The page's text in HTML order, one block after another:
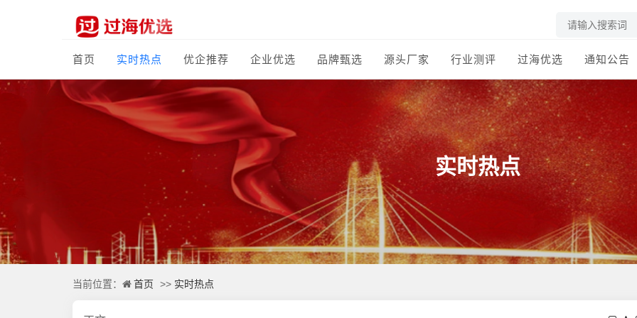
首页 实时热点 优企推荐 企业优选 品牌甄选 源头厂家 行业测评 过海优选 通知公告
实时热点
当前位置： 首页 >> 实时热点